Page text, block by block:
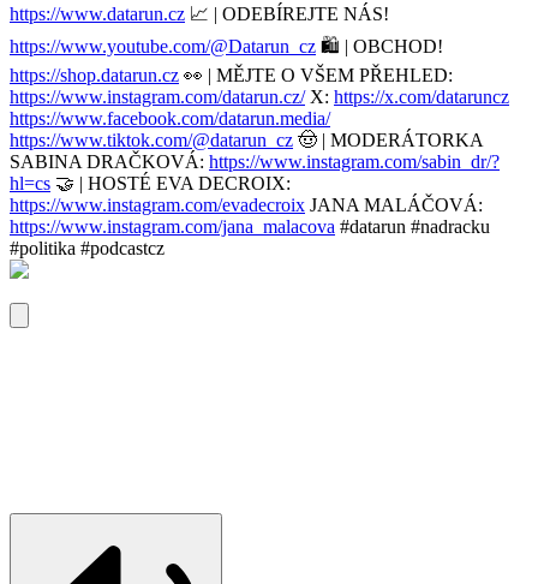
https://www.datarun.cz 📈 | ODEBÍREJTE NÁS!
https://www.youtube.com/@Datarun_cz 🛍️ | OBCHOD!
https://shop.datarun.cz 👀 | MĚJTE O VŠEM PŘEHLED:
https://www.instagram.com/datarun.cz/X: https://x.com/dataruncz
https://www.facebook.com/datarun.media/
https://www.tiktok.com/@datarun_cz 🤠 | MODERÁTORKA
SABINA DRAČKOVÁ: https://www.instagram.com/sabin_dr/?
hl=cs 🤝 | HOSTÉ EVA DECROIX:
https://www.instagram.com/evadecroix JANA MALÁČOVÁ:
https://www.instagram.com/jana_malacova #datarun #nadracku
#politika #podcastcz